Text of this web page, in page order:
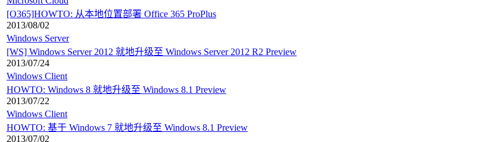
[O365]HOWTO: 从本地位置部署 Office 365 ProPlus
2013/08/02
Windows Server
[WS] Windows Server 2012 就地升级至 Windows Server 2012 R2 Preview
2013/07/24
Windows Client
HOWTO: Windows 8 就地升级至 Windows 8.1 Preview
2013/07/22
Windows Client
HOWTO: 基于 Windows 7 就地升级至 Windows 8.1 Preview
2013/07/02